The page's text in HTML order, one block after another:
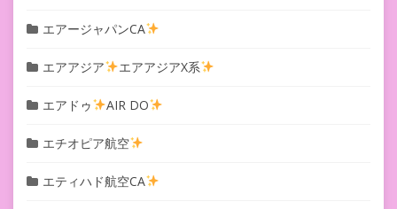
エアージャパンCA
エアアジア エアアジアX系
エアドゥ AIR DO
エチオピア航空
エティハド航空CA